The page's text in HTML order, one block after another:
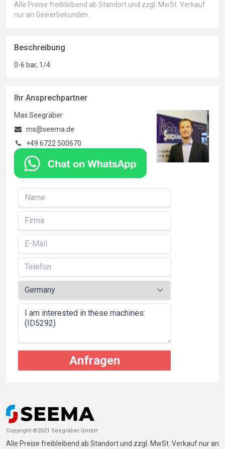
Alle Preise freibleibend ab Standort und zzgl. MwSt. Verkauf
nur an Gewerbekunden.
Beschreibung
0-6 bar, 1/4
Ihr Ansprechpartner
Max Seegräber
ms@seema.de
+49 6722 500670
Anfragen
Copyright ©2021 Seegräber GmbH
Alle Preise freibleibend ab Standort und zzgl. MwSt. Verkauf nur an